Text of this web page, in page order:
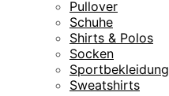
Pullover
Schuhe
Shirts & Polos
Socken
Sportbekleidung
Sweatshirts